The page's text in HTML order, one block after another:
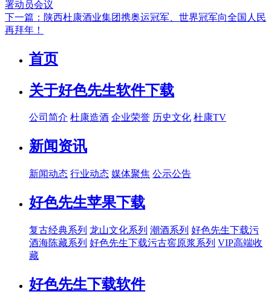
署动员会议
下一篇：陕西杜康酒业集团携奥运冠军、世界冠军向全国人民
再拜年！
首页
关于好色先生软件下载
公司简介 杜康造酒 企业荣誉 历史文化 杜康TV
新闻资讯
新闻动态 行业动态 媒体聚焦 公示公告
好色先生苹果下载
复古经典系列 龙山文化系列 潮酒系列 好色先生下载污
酒海陈藏系列 好色先生下载污古窖原浆系列 VIP高端收
藏
好色先生下载软件